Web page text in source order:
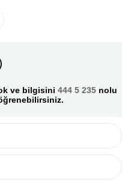
ve bilgisini 444 5 235 nolu